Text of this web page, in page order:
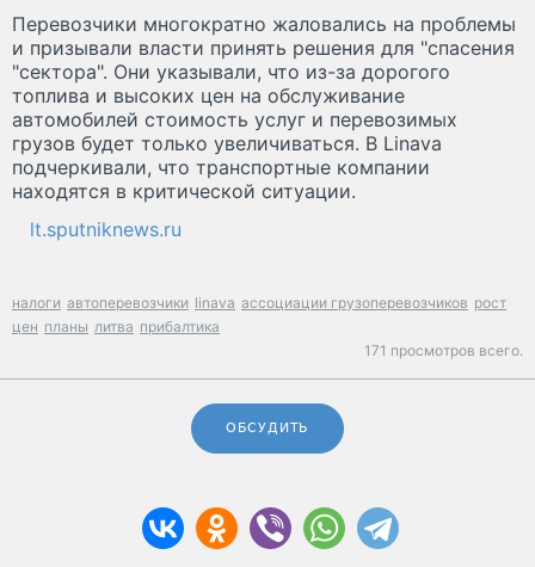
Перевозчики многократно жаловались на проблемы
и призывали власти принять решения для "спасения
"сектора". Они указывали, что из-за дорогого
топлива и высоких цен на обслуживание
автомобилей стоимость услуг и перевозимых
грузов будет только увеличиваться. В Linava
подчеркивали, что транспортные компании
находятся в критической ситуации.
lt.sputniknews.ru
налоги автоперевозчики linava ассоциации грузоперевозчиков рост
цен планы литва прибалтика
171 просмотров всего.
ОБСУДИТЬ